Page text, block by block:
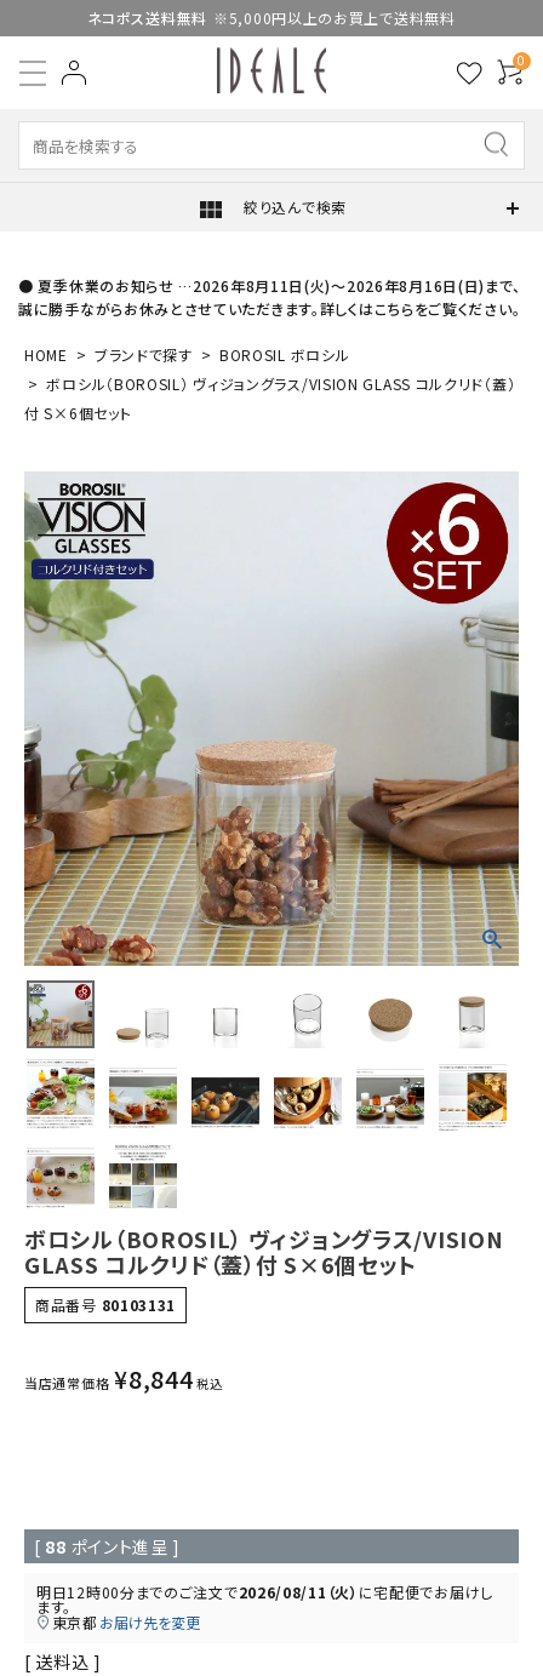
ネコポス送料無料 ※5,000円以上のお買上で送料無料
0
view_module 絞り込んで検索
● 夏季休業のお知らせ …2026年8月11日(火)～2026年8月16日(日)まで、
誠に勝手ながらお休みとさせていただきます。詳しくはこちらをご覧ください。
HOME ブランドで探す
BOROSIL ボロシル
ボロシル（BOROSIL） ヴィジョングラス/VISION GLASS コルクリド（蓋）
付 S×6個セット
ボロシル（BOROSIL） ヴィジョングラス/VISION
GLASS コルクリド（蓋）付 S×6個セット
商品番号 80103131
当店通常価格 ¥8,844 税込
[ 88 ポイント進呈 ]
明日12時00分までのご注文で2026/08/11（火） に宅配便でお届けし
ます。
東京都 お届け先を変更
送料込